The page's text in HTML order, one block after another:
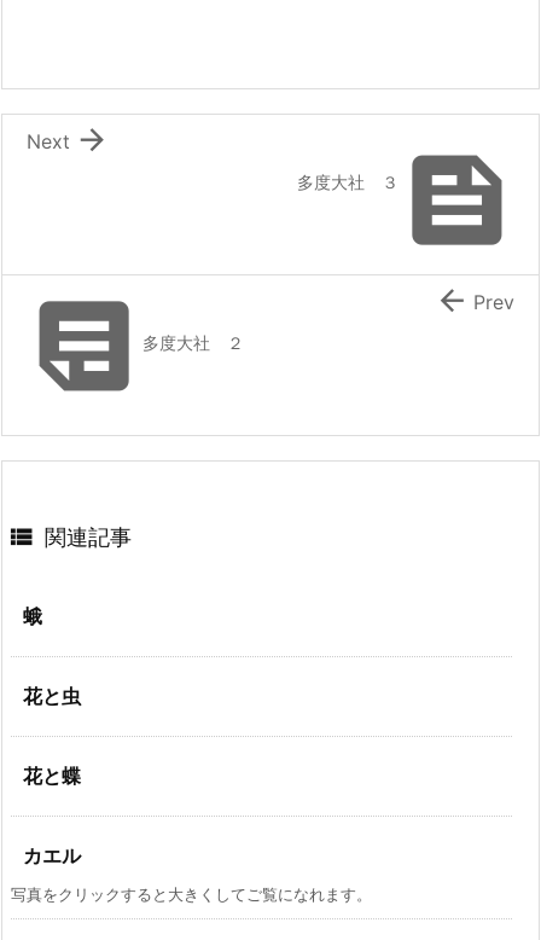

多度大社 ３

Next
多度大社 ２
 Prev
 関連記事
蛾
花と虫
花と蝶
カエル
写真をクリックすると大きくしてご覧になれます。